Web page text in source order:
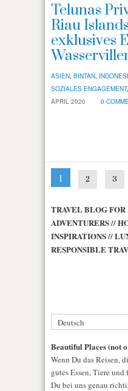
Telunas
Riau
exklusives
ASIEN, BINTAN,
SOZIALES ENGAGEMENT,
APRIL 2020
0
1 2 3
TRAVEL BLOG
ADVENTURERS //
INSPIRATIONS //
RESPONSIBLE
Deutsch
Beautiful Places (not
Wenn Du das Reisen,
gutes Essen, Tiere
Du bei uns genau